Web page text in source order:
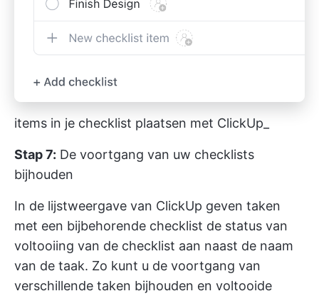
items in je checklist plaatsen met ClickUp_
Stap 7: De voortgang van uw checklists
bijhouden
In de lijstweergave van ClickUp geven taken
met een bijbehorende checklist de status van
voltooiing van de checklist aan naast de naam
van de taak. Zo kunt u de voortgang van
verschillende taken bijhouden en voltooide